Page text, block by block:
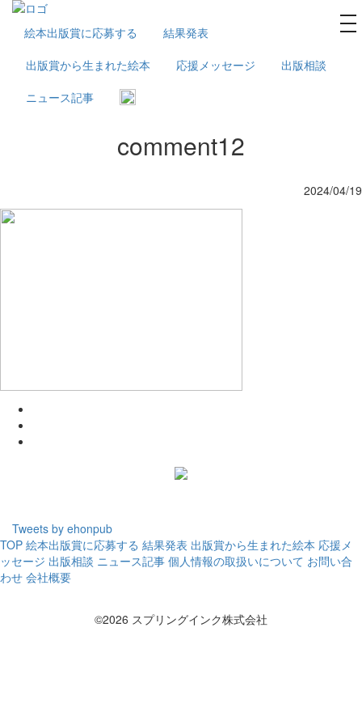
絵本出版賞に応募する
結果発表
出版賞から生まれた絵本
応援メッセージ
出版相談
ニュース記事
comment12
2024/04/19
Tweets by ehonpub
TOP 絵本出版賞に応募する 結果発表 出版賞から生まれた絵本 応援メ
ッセージ 出版相談 ニュース記事 個人情報の取扱いについて お問い合
わせ 会社概要
©2026 スプリングインク株式会社